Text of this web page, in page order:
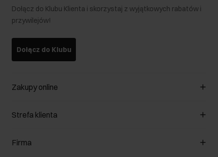
Dołącz do Klubu Klienta i skorzystaj z wyjątkowych rabatów i
przywilejów!
Dołącz do Klubu
Zakupy online
Zarządzaj cookies
Formy płatności
Strefa klienta
Klub Klienta
Firma